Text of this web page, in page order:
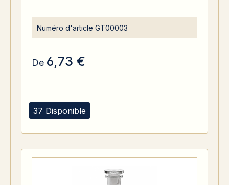
37 Disponible
Numéro d'article GT00003
De 6,73 €